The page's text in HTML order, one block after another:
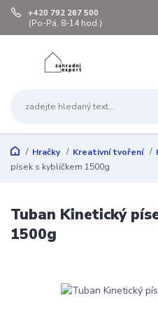
+420 792 267 500
(Po-Pá, 8-14 hod.)
Hračky Kreativní tvoření
písek s kyblíčkem 1500g
Tuban Kinetický
1500g